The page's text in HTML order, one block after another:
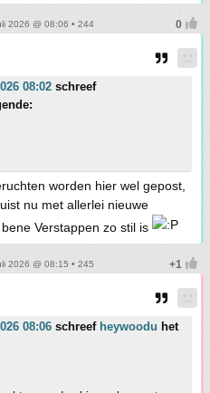
2026 @ 08:06 • 244
08:02 schreef
worden hier wel gepost,
nu met allerlei nieuwe
Verstappen zo stil is
2026 @ 08:15 • 245
08:06 schreef heywoodu het